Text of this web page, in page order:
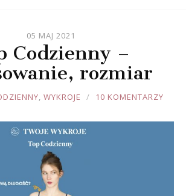
05 MAJ 2021
Codzienny –
rozmiar
, WYKROJE 10 KOMENTARZY